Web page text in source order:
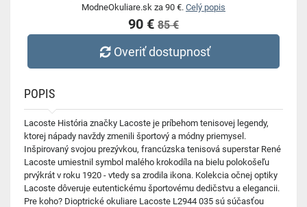
ModneOkuliare.sk za 90 €. Celý popis
90 € 85 €
Overiť dostupnosť
POPIS
Lacoste História značky Lacoste je príbehom tenisovej legendy,
ktorej nápady navždy zmenili športový a módny priemysel.
Inšpirovaný svojou prezývkou, francúzska tenisová superstar René
Lacoste umiestnil symbol malého krokodíla na bielu polokošeľu
prvýkrát v roku 1920 - vtedy sa zrodila ikona. Kolekcia očnej optiky
Lacoste dôveruje eutentickému športovému dedičstvu a elegancii.
Pre koho? Dioptrické okuliare Lacoste L2944 035 sú súčasťou